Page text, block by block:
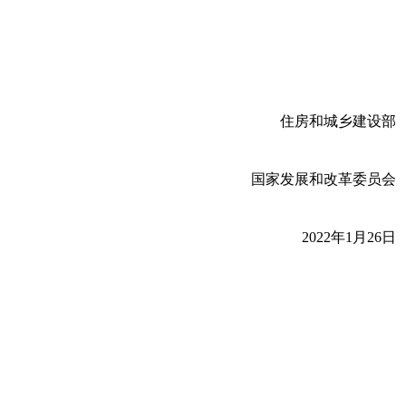
住房和城乡建设部
国家发展和改革委员会
2022年1月26日